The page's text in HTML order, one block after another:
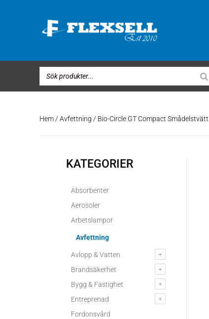
Hem/ Avfettning / Bio-Circle GT Compact Smådelstvätt
KATEGORIER
Absorbenter
Aerosoler
Arbetslampor
Avfettning
Avlopp & Vatten
Brandsäkerhet
Bygg & Fastighet
Entreprenad
Fordonsvård